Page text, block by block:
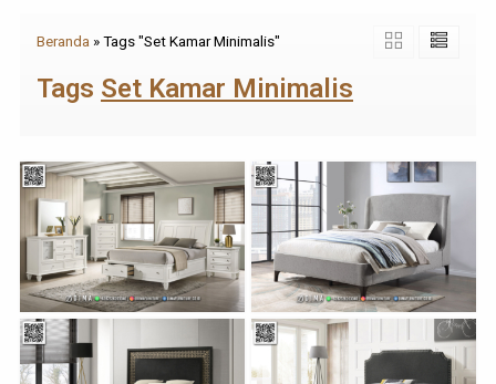
Beranda »Tags "Set Kamar Minimalis"
Tags Set Kamar Minimalis